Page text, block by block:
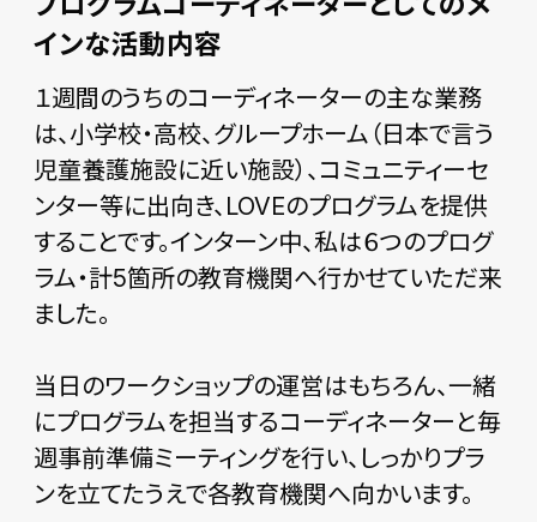
インな活動内容
１週間のうちのコーディネーターの主な業務
は、小学校・高校、グループホーム（日本で言う
児童養護施設に近い施設）、コミュニティーセ
ンター等に出向き、LOVEのプログラムを提供
することです。インターン中、私は６つのプログ
ラム・計5箇所の教育機関へ行かせていただ来
ました。
当日のワークショップの運営はもちろん、一緒
にプログラムを担当するコーディネーターと毎
週事前準備ミーティングを行い、しっかりプラ
ンを立てたうえで各教育機関へ向かいます。